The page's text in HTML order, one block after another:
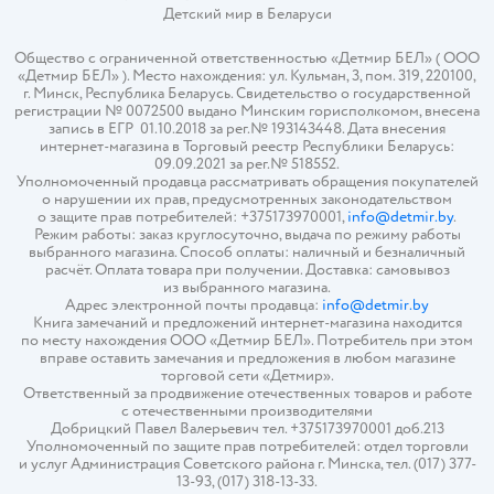
Детский мир в Беларуси
Общество с ограниченной ответственностью «Детмир БЕЛ» ( ООО
«Детмир БЕЛ» ). Место нахождения: ул. Кульман, 3, пом. 319, 220100,
г. Минск, Республика Беларусь. Свидетельство о государственной
регистрации № 0072500 выдано Минским горисполкомом, внесена
запись в ЕГР 01.10.2018 за рег.№ 193143448. Дата внесения
интернет-магазина в Торговый реестр Республики Беларусь:
09.09.2021 за рег.№ 518552.
Уполномоченный продавца рассматривать обращения покупателей
о нарушении их прав, предусмотренных законодательством
о защите прав потребителей: +375173970001,info@detmir.by.
Режим работы: заказ круглосуточно, выдача по режиму работы
выбранного магазина. Способ оплаты: наличный и безналичный
расчёт. Оплата товара при получении. Доставка: самовывоз
из выбранного магазина.
Адрес электронной почты продавца: info@detmir.by
Книга замечаний и предложений интернет-магазина находится
по месту нахождения ООО «Детмир БЕЛ». Потребитель при этом
вправе оставить замечания и предложения в любом магазине
торговой сети «Детмир».
Ответственный за продвижение отечественных товаров и работе
с отечественными производителями
Добрицкий Павел Валерьевич тел. +375173970001 доб.213
Уполномоченный по защите прав потребителей: отдел торговли
и услуг Администрация Советского района г. Минска, тел. (017) 377-
13-93, (017) 318-13-33.